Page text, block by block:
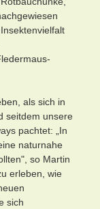
als sich in
seitdem unsere
pachtet: „In
naturnahe
so Martin
erleben, wie
sich